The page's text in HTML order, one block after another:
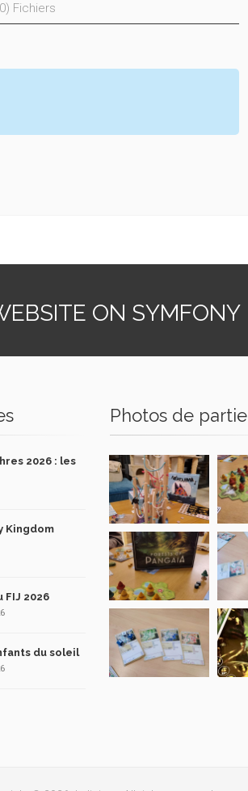
Fichiers
ON SYMFONY
2026 : les
Kingdom
FIJ 2026
du soleil
Photos de partie